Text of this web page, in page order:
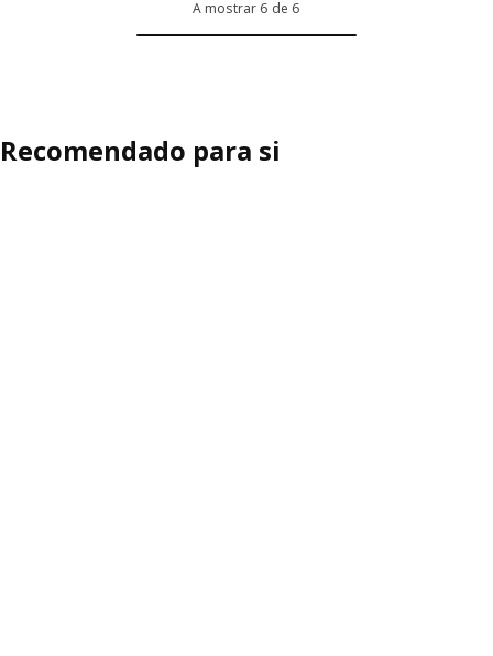
JÄTTEBO, Capa p/almofada de apoio de cabeça, Samsala
Opção: JÄTTEBO, Capa p/
A mostrar 6 de 6
Recomendado para si